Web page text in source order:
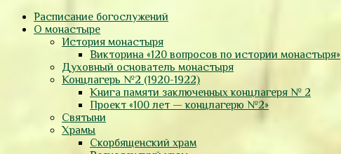
Расписание богослужений
О монастыре
История монастыря
Викторина «120 вопросов по истории монастыря»
Духовный основатель монастыря
Концлагерь №2 (1920-1922)
Книга памяти заключенных концлагеря № 2
Проект «100 лет — концлагерю №2»
Святыни
Храмы
Скорбященский храм